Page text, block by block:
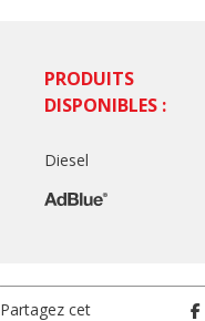
PRODUITS
DISPONIBLES :
Diesel
Partagez cet